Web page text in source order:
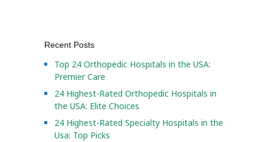
Recent Posts
Top 24 Orthopedic Hospitals in the USA:
Premier Care
24 Highest-Rated Orthopedic Hospitals in
the USA: Elite Choices
24 Highest-Rated Specialty Hospitals in the
Usa: Top Picks